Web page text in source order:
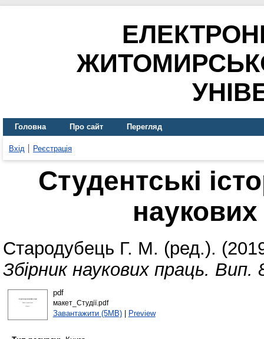
Головна Про сайт Перегляд
Вхід Реєстрація
Студентські
Стародубець Г. М. (ред.).
Збірник наукових праць. Вип.
pdf
макет_Студії.pdf
Завантажити (5MB)| Preview